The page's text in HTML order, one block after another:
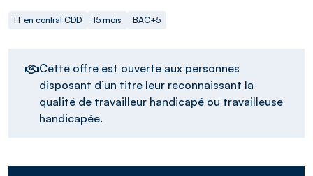
IT en contrat CDD 15 mois BAC+5
Cette offre est ouverte aux personnes
disposant d’un titre leur reconnaissant la
qualité de travailleur handicapé ou travailleuse
handicapée.